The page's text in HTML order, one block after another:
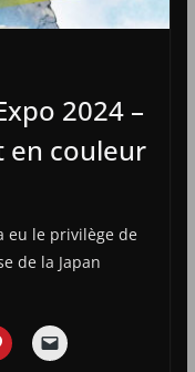
2024 –
en couleur
eu le privilège de
de la Japan